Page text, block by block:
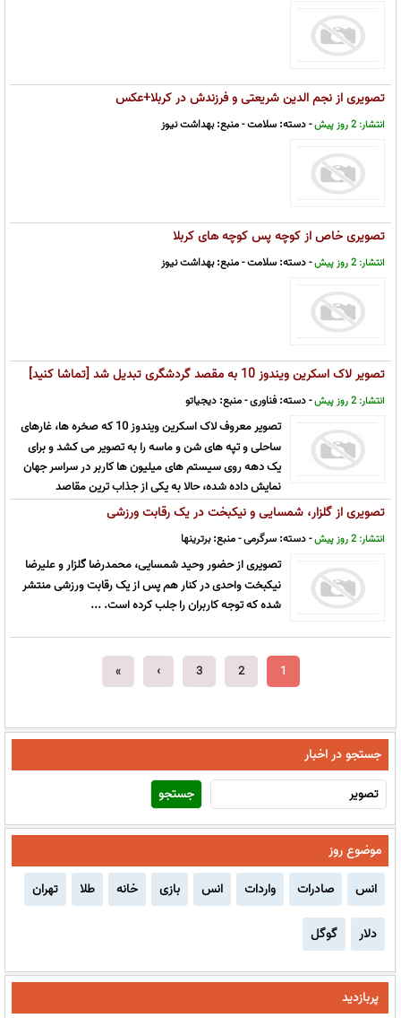
تصویری از نجم الدین شریعتی و فرزندش در کربلا+عکس
انتشار: 2 روز پیش - دسته: سلامت- منبع:بهداشت نیوز
تصویری خاص از کوچه پس کوچه های کربلا
انتشار: 2 روز پیش - دسته: سلامت- منبع:بهداشت نیوز
تصویر لاک اسکرین ویندوز 10 به مقصد گردشگری تبدیل شد [تماشا کنید]
انتشار: 2 روز پیش - دسته:فناوری- منبع: دیجیاتو
تصویر معروف لاک اسکرین ویندوز 10 که صخره ها، غارهای
ساحلی و تپه های شن و ماسه را به تصویر می کشد و برای
یک دهه روی سیستم های میلیون ها کاربر در سراسر جهان
نمایش داده شده، حالا به یکی از جذاب ترین مقاصد
گردشگری در بین کاربران شبکه های اجتماعی تبدیل شده است. تصویر پس زمینه
تصویری از گلزار، شمسایی و نیکبخت در یک رقابت ورزشی
انتشار: 2 روز پیش - دسته: سرگرمی- منبع:برترینها
تصویری از حضور وحید شمسایی، محمدرضا گلزار و علیرضا
نیکبخت واحدی در کنار هم پس از یک رقابت ورزشی منتشر
شده که توجه کاربران را جلب کرده است. ...
1
2
3
›
»
جستجو در اخبار
موضوع روز
انس
صادرات واردات انس بازی خانه طلا تهران
دلار گوگل
پربازدید